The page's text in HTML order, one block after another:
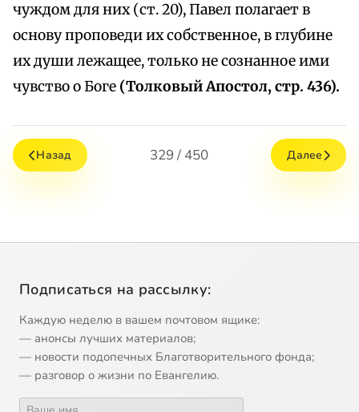
чуждом для них (ст. 20), Павел полагает в
основу проповеди их собственное, в глубине
их души лежащее, только не сознанное ими
чувство о Боге (Толковый Апостол, стр. 436).
Назад 329 / 450 Далее
Подписаться на рассылку:
Каждую неделю в вашем почтовом ящике:
— анонсы лучших материалов;
— новости подопечных Благотворительного фонда;
— разговор о жизни по Евангелию.